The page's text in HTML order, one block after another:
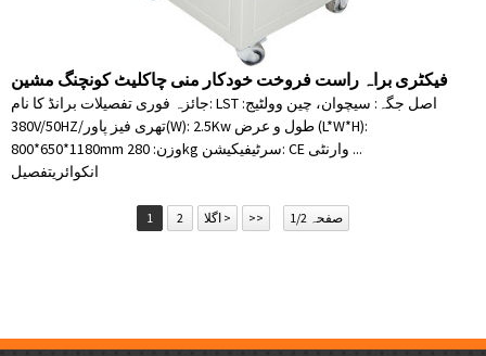
فیکٹری براہ راست فروخت خودکار منی چاکلیٹ کونچنگ مشین
جائزہ فوری تفصیلات برانڈ کا نام: LST اصل جگہ: سیچوان، چین وولٹیج:
380V/50HZ/تھری فیز پاور(W): 2.5Kw طول و عرض (L*W*H):
800*650*1180mm وزن: 280kg سرٹیفیکیشن: CE وارنٹی ...
انکوائریتفصیل
1 2 اگلا > >> صفحہ 1/2